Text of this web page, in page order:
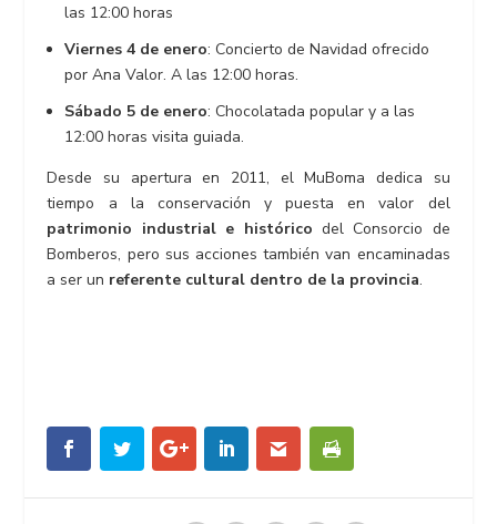
las 12:00 horas
Viernes 4 de enero: Concierto de Navidad ofrecido
por Ana Valor. A las 12:00 horas.
Sábado 5 de enero: Chocolatada popular y a las
12:00 horas visita guiada.
Desde su apertura en 2011, el MuBoma dedica su
tiempo a la conservación y puesta en valor del
patrimonio industrial e histórico del Consorcio de
Bomberos, pero sus acciones también van encaminadas
a ser un referente cultural dentro de la provincia.